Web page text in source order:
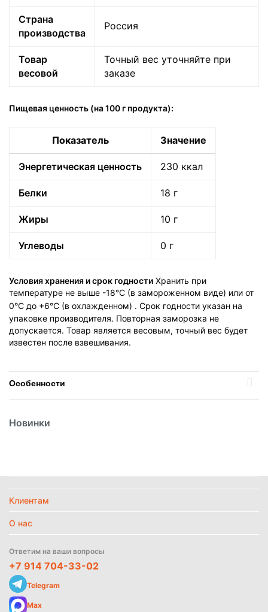
Страна
производства
Россия
Товар
весовой
Точный вес уточняйте при
заказе
Пищевая ценность (на 100 г продукта):
Показатель Значение
Энергетическая ценность 230 ккал
Белки 18 г
Жиры 10 г
Углеводы 0 г
Условия хранения и срок годности Хранить при
температуре не выше -18°C (в замороженном виде) или от
0°C до +6°C (в охлажденном) . Срок годности указан на
упаковке производителя. Повторная заморозка не
допускается. Товар является весовым, точный вес будет
известен после взвешивания.
Особенности
Вид
Найти похожие
Новинки
Клиентам
О нас
Ответим на ваши вопросы
+7 914 704-33-02
Telegram
Max